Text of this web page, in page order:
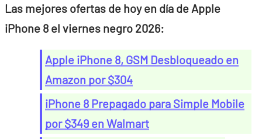
Las mejores ofertas de hoy en día de Apple
iPhone 8 el viernes negro 2026:
Apple iPhone 8, GSM Desbloqueado en
Amazon por $304
iPhone 8 Prepagado para Simple Mobile
por $349 en Walmart